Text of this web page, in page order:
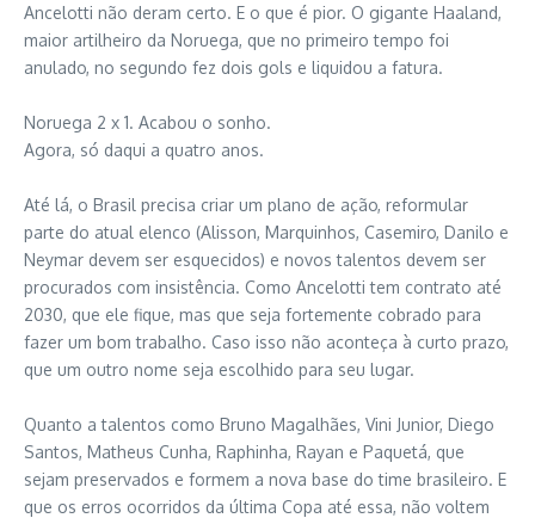
Ancelotti não deram certo. E o que é pior. O gigante Haaland,
maior artilheiro da Noruega, que no primeiro tempo foi
anulado, no segundo fez dois gols e liquidou a fatura.
Noruega 2 x 1. Acabou o sonho.
Agora, só daqui a quatro anos.
Até lá, o Brasil precisa criar um plano de ação, reformular
parte do atual elenco (Alisson, Marquinhos, Casemiro, Danilo e
Neymar devem ser esquecidos) e novos talentos devem ser
procurados com insistência. Como Ancelotti tem contrato até
2030, que ele fique, mas que seja fortemente cobrado para
fazer um bom trabalho. Caso isso não aconteça à curto prazo,
que um outro nome seja escolhido para seu lugar.
Quanto a talentos como Bruno Magalhães, Vini Junior, Diego
Santos, Matheus Cunha, Raphinha, Rayan e Paquetá, que
sejam preservados e formem a nova base do time brasileiro. E
que os erros ocorridos da última Copa até essa, não voltem